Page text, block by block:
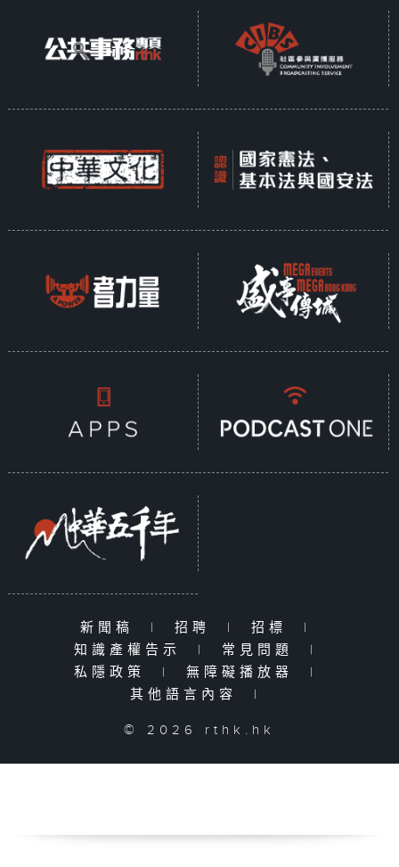
新聞稿 | 招聘 | 招標
|
知識產權告示
| 常見問題
|
私隱政策
| 無障礙播放器
|
其他語言內容
|
© 2026 rthk.hk